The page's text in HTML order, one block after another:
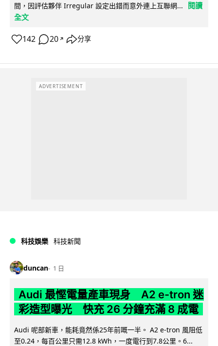
間，因評估夥伴 Irregular 設定出錯而意外連上互聯網...
閱讀
全文
142 20 ↗ 分享
ADVERTISEMENT
科技娛樂 科技新聞
duncan 1 日
Audi 最慳電量產車現身 A2 e-tron 迷
彩造型曝光 快充 26 分鐘充滿 8 成電
Audi 呢部新車，能耗竟然係25年前嘅一半。 A2 e-tron 風阻低
至0.24，每百公里只需12.8 kWh，一度電行到7.8公里。6...